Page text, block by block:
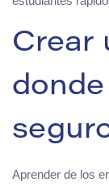
Crear
Aprender de los